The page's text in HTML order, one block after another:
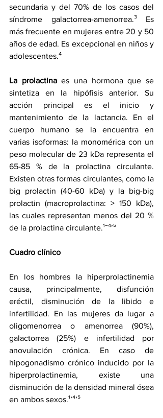
secundaria y del 70% de los casos del
síndrome galactorrea-amenorrea.³ Es
más frecuente en mujeres entre 20 y 50
años de edad. Es excepcional en niños y
adolescentes.⁴
La prolactina es una hormona que se
sintetiza en la hipófisis anterior. Su
acción principal es el inicio y
mantenimiento de la lactancia. En el
cuerpo humano se la encuentra en
varias isoformas: la monomérica con un
peso molecular de 23 kDa representa el
65-85 % de la prolactina circulante.
Existen otras formas circulantes, como la
big prolactin (40-60 kDa) y la big-big
prolactin (macroprolactina: > 150 kDa),
las cuales representan menos del 20 %
de la prolactina circulante.¹‾⁴’⁵
Cuadro clínico
En los hombres la hiperprolactinemia
causa, principalmente, disfunción
eréctil, disminución de la libido e
infertilidad. En las mujeres da lugar a
oligomenorrea o amenorrea (90%),
galactorrea (25%) e infertilidad por
anovulación crónica. En caso de
hipogonadismo crónico inducido por la
hiperprolactinemia, existe una
disminución de la densidad mineral ósea
en ambos sexos.¹’⁴’⁵